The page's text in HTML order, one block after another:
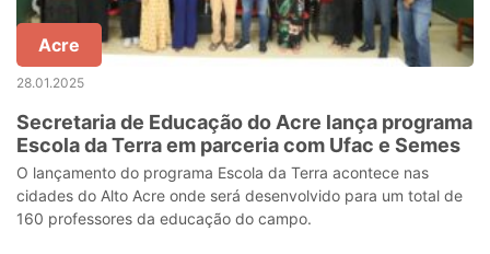
Acre
28.01.2025
Secretaria de Educação do Acre lança programa
Escola da Terra em parceria com Ufac e Semes
O lançamento do programa Escola da Terra acontece nas
cidades do Alto Acre onde será desenvolvido para um total de
160 professores da educação do campo.